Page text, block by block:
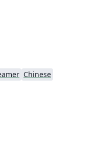
Chinese